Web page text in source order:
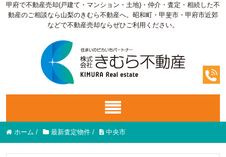
甲府で不動産売却(戸建て・マンション・土地)・仲介・査定・相続した不
動産のご相談なら山梨のきむら不動産へ。昭和町・甲斐市・甲府市近郊
などで不動産売却ならぜひご利用ください。
ホーム / 最新査定物件 / 中央市